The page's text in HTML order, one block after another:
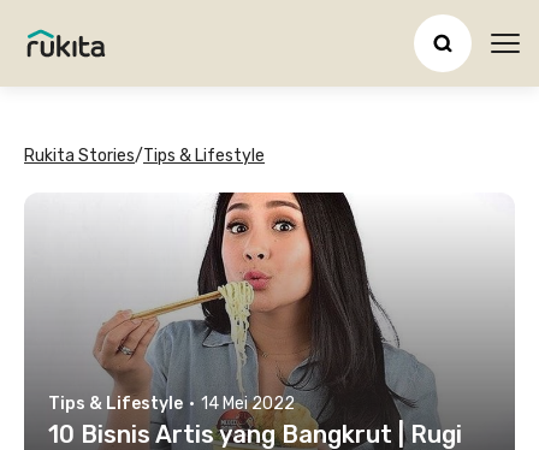
Rukita Stories/Tips & Lifestyle
Tips & Lifestyle · 14 Mei 2022
10 Bisnis Artis yang Bangkrut | Rugi